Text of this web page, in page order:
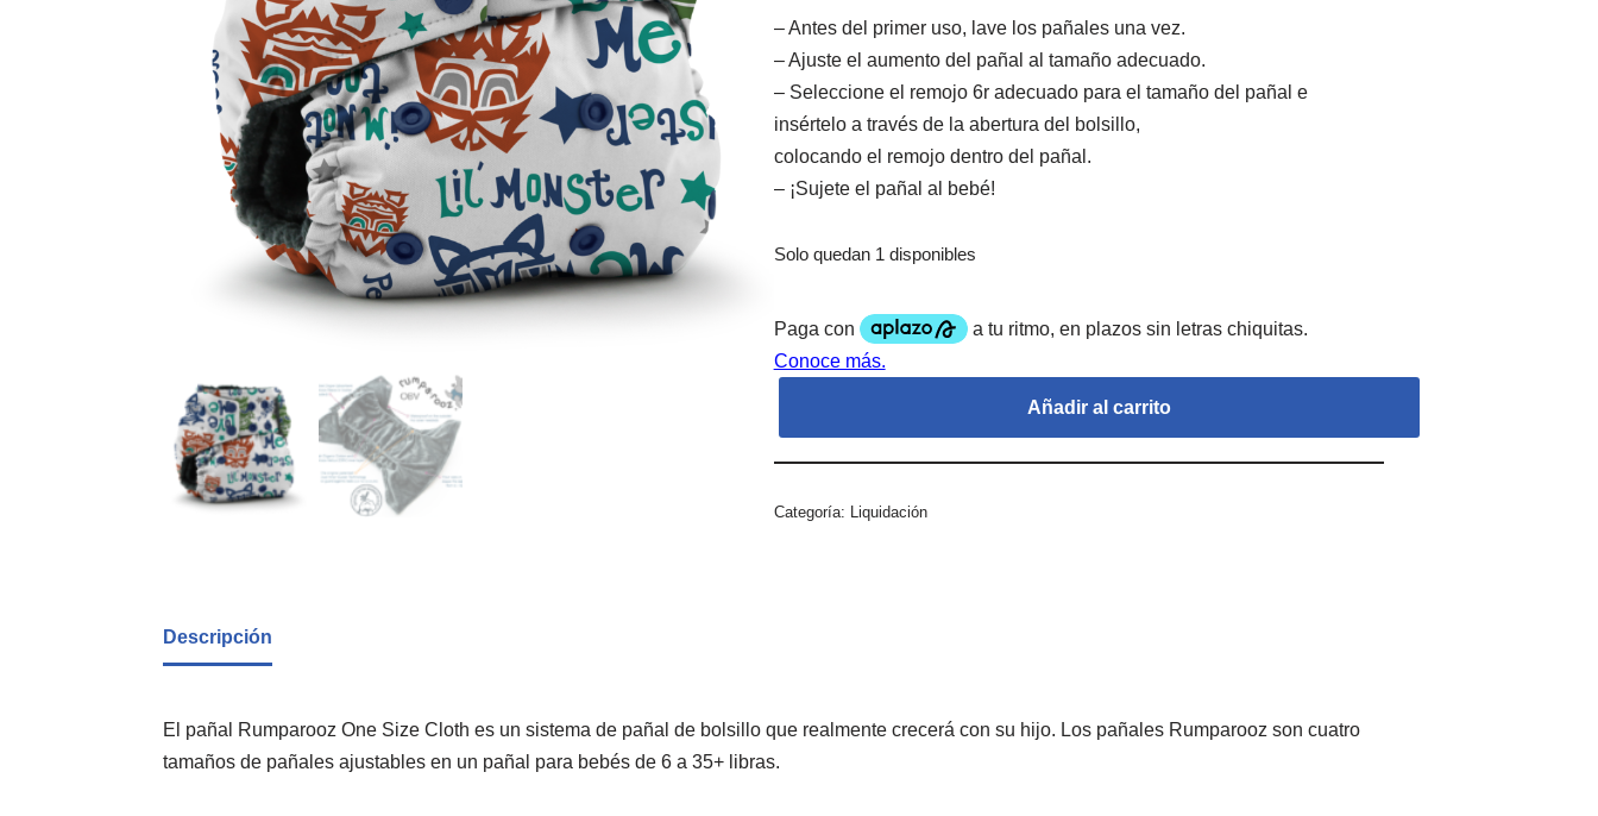
– Antes del primer uso, lave los pañales una vez.
– Ajuste el aumento del pañal al tamaño adecuado.
– Seleccione el remojo 6r adecuado para el tamaño del pañal e
insértelo a través de la abertura del bolsillo,
colocando el remojo dentro del pañal.
– ¡Sujete el pañal al bebé!
Solo quedan 1 disponibles
Añadir al carrito
Categoría: Liquidación
Descripción
El pañal Rumparooz One Size Cloth es un sistema de pañal de bolsillo que realmente crecerá con su hijo. Los pañales Rumparooz son cuatro
tamaños de pañales ajustables en un pañal para bebés de 6 a 35+ libras.